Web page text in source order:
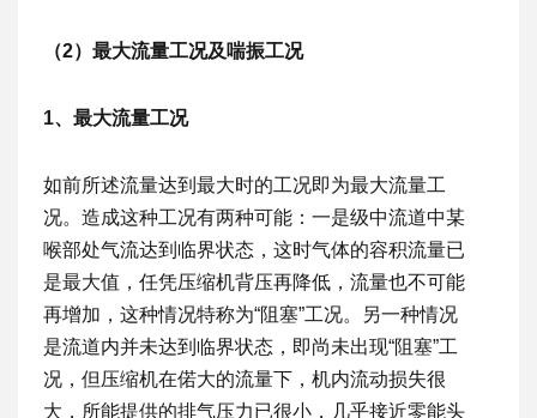
（2）最大流量工况及喘振工况
1、最大流量工况
如前所述流量达到最大时的工况即为最大流量工
况。造成这种工况有两种可能：一是级中流道中某
喉部处气流达到临界状态，这时气体的容积流量已
是最大值，任凭压缩机背压再降低，流量也不可能
再增加，这种情况特称为“阻塞”工况。另一种情况
是流道内并未达到临界状态，即尚未出现“阻塞”工
况，但压缩机在偌大的流量下，机内流动损失很
大，所能提供的排气压力已很小，几乎接近零能头